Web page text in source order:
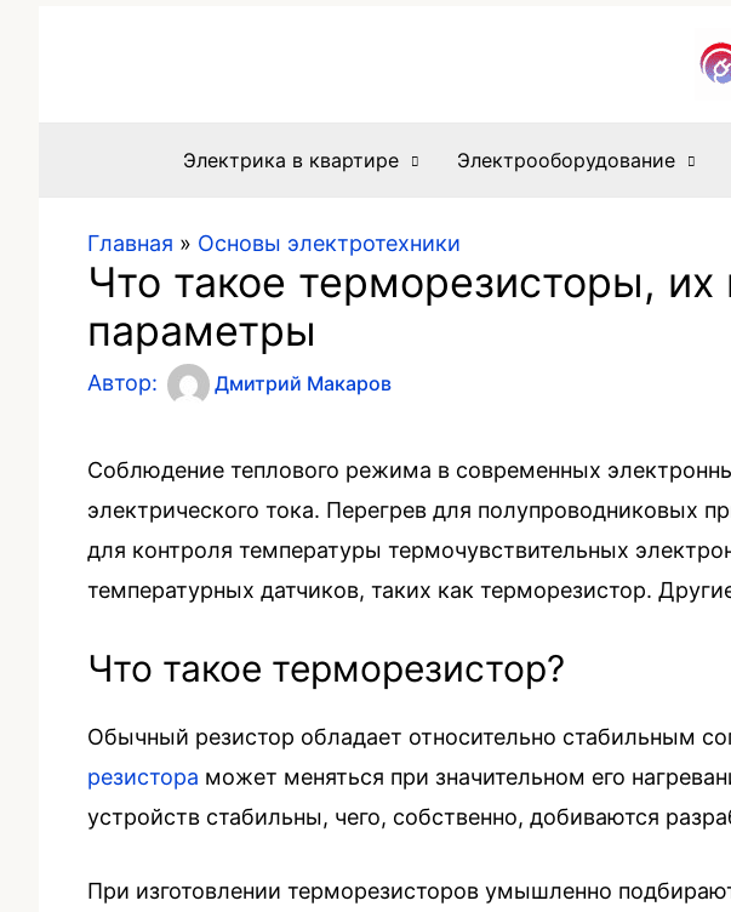
Электрика в квартире Электрооборудование
Главная » Основы электротехники
Что такое терморезисторы,
параметры
Автор: Дмитрий Макаров
Соблюдение теплового режима в современных
электрического тока. Перегрев для полупроводниковых
для контроля температуры термочувствительных
температурных датчиков, таких как терморезистор.
Что такое терморезистор?
Обычный резистор обладает относительно стабильным
резистора может меняться при значительном его
устройств стабильны, чего, собственно, добиваются
При изготовлении терморезисторов умышленно